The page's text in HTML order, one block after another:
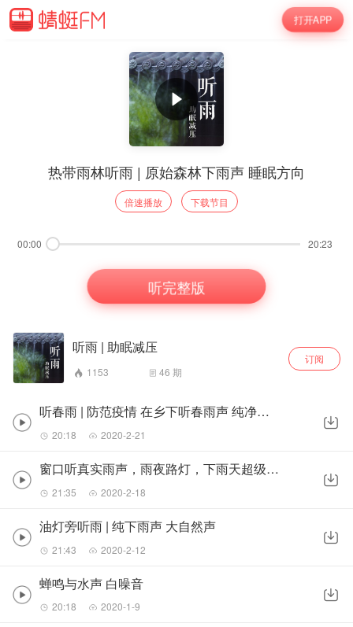
打开APP
热带雨林听雨 | 原始森林下雨声 睡眠方向
倍速播放 下载节目
00:00 20:23
听完整版
听雨 | 助眠减压
1153 46 期
订阅
听春雨 | 防范疫情 在乡下听春雨声 纯净的气息
20:18 2020-2-21
窗口听真实雨声，雨夜路灯，下雨天超级有feel
21:35 2020-2-18
油灯旁听雨 | 纯下雨声 大自然声
21:43 2020-2-12
蝉鸣与水声 白噪音
20:18 2020-1-9